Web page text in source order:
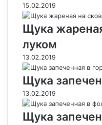
15.02.2019
Щука
луком
13.02.2019
Щука
13.02.2019
Щука